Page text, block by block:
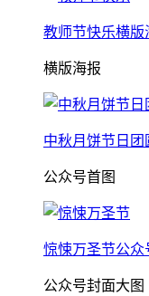
教师节快乐横版
横版海报
中秋月饼节日团
公众号首图
惊悚万圣节公众
公众号封面大图